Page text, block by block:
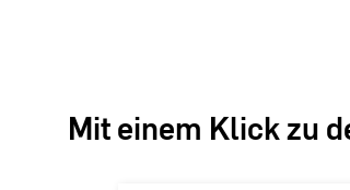
Mit einem Klick zu